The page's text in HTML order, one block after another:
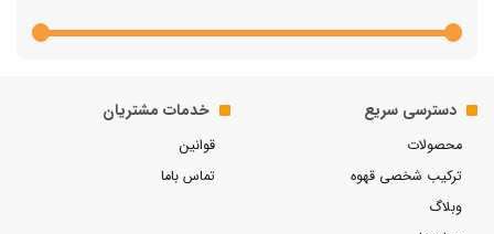
دسترسی سریع
محصولات
ترکیب شخصی قهوه
وبلاگ
خدمات مشتریان
قوانین
تماس باما